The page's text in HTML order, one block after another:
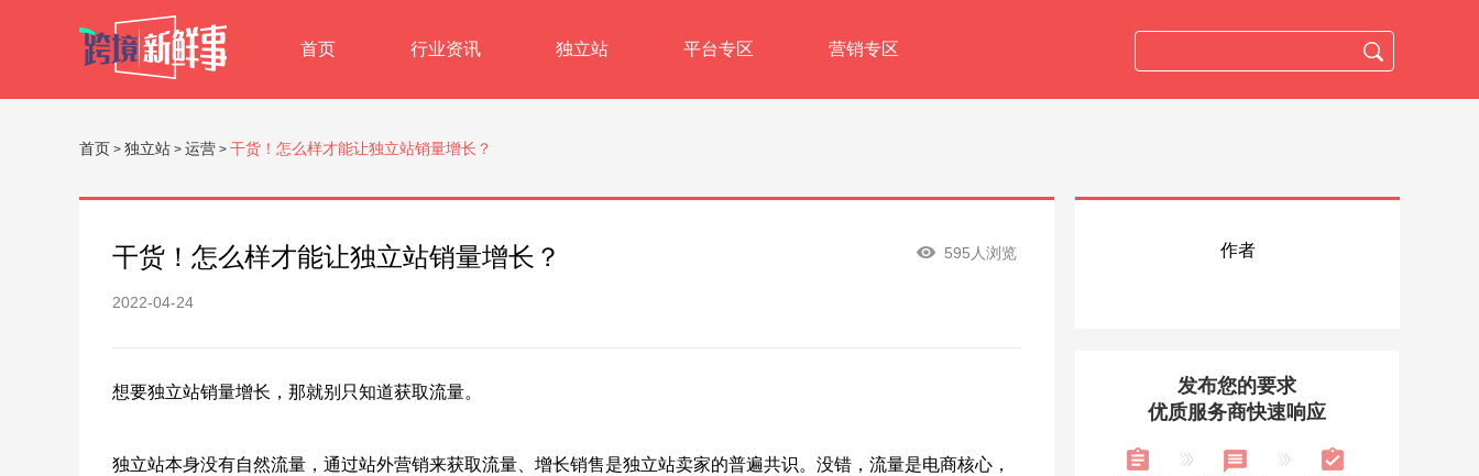
首页 行业资讯 独立站 平台专区 营销专区
首页 > 独立站 > 运营 > 干货！怎么样才能让独立站销量增长？
干货！怎么样才能让独立站销量增长？
2022-04-24
595人浏览
想要独立站销量增长，那就别只知道获取流量。
独立站本身没有自然流量，通过站外营销来获取流量、增长销售是独立站卖家的普遍共识。没错，流量是电商核心，
作者
发布您的要求
优质服务商快速响应